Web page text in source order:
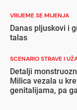
VRIJEME SE MIJENJA
Danas pljuskovi i
talas
SCENARIO STRAVE I
Detalji
Milica vezala u
genitalijama, pa